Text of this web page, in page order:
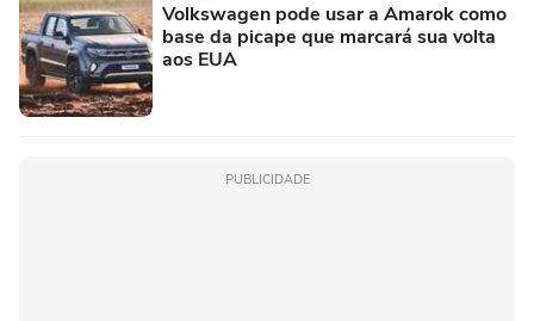
Volkswagen pode usar a Amarok como
base da picape que marcará sua volta
aos EUA
PUBLICIDADE